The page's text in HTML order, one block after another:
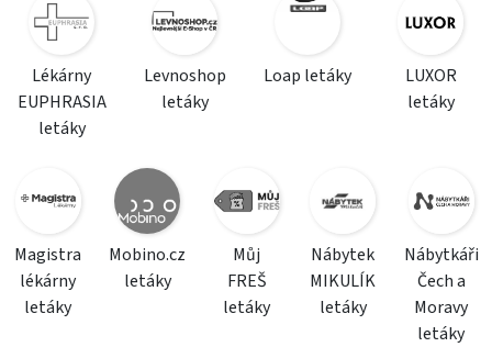
Lékárny
EUPHRASIA
letáky
Levnoshop
letáky
Loap letáky
LUXOR
letáky
Magistra
lékárny
letáky
Mobino.cz
letáky
Můj
FREŠ
letáky
Nábytek
MIKULÍK
letáky
Nábytkáři
Čech a
Moravy
letáky